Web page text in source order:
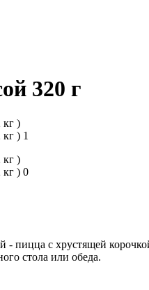
320 г
пицца с хрустящей
стола или обеда.